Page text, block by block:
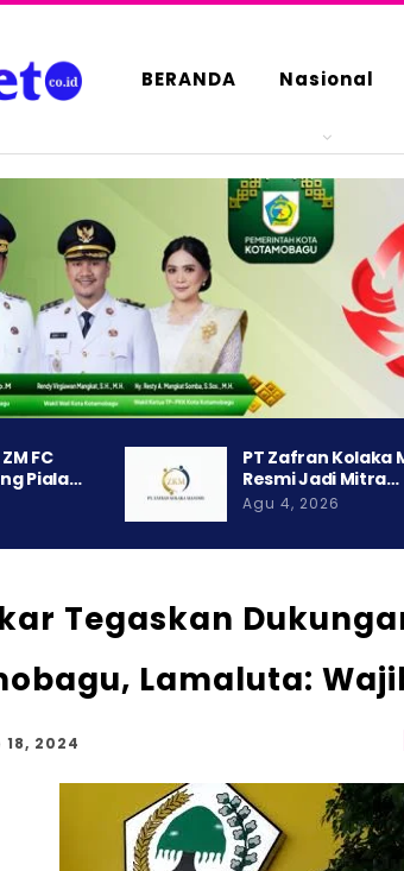
BERANDA Nasional
FC
Piala…
PT Zafran Kolaka
Resmi Jadi Mitra…
Agu 4, 2026
Tegaskan
Lamaluta:
18, 2024